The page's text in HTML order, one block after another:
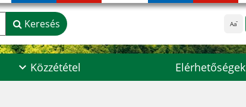
Aa
Keresés
Közzététel Elérhetőségek